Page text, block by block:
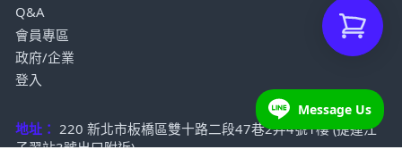
Q&A
會員專區
政府/企業
登入
地址： 220 新北市板橋區雙十路二段47巷2弄4號1樓 (捷運江
子翠站3號出口附近)
Message Us